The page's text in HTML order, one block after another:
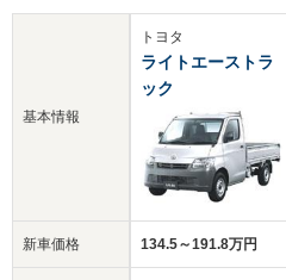
基本情報
新車価格
トヨタ
ライトエーストラ
ック
134.5～191.8万円